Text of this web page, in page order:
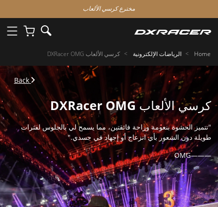
مخترع كرسي الألعاب
Home الرياضات الإلكترونية كرسي الألعاب DXRacer OMG
Back
كرسي الألعاب DXRacer OMG
"تتميز الحشوة بنعومة وراحة فائقتين، مما يسمح لي بالجلوس لفترات
طويلة دون الشعور بأي انزعاج أو إجهاد في جسدي."
———OMG